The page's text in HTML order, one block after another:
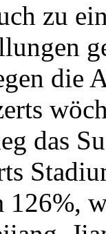
zu
die
das